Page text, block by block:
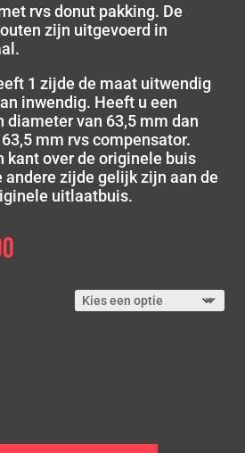
rvs donut pakking. De
zijn uitgevoerd in
1 zijde de maat uitwendig
inwendig. Heeft u een
van 63,5 mm dan
mm rvs compensator.
kant over de originele buis
andere zijde gelijk zijn aan de
uitlaatbuis.